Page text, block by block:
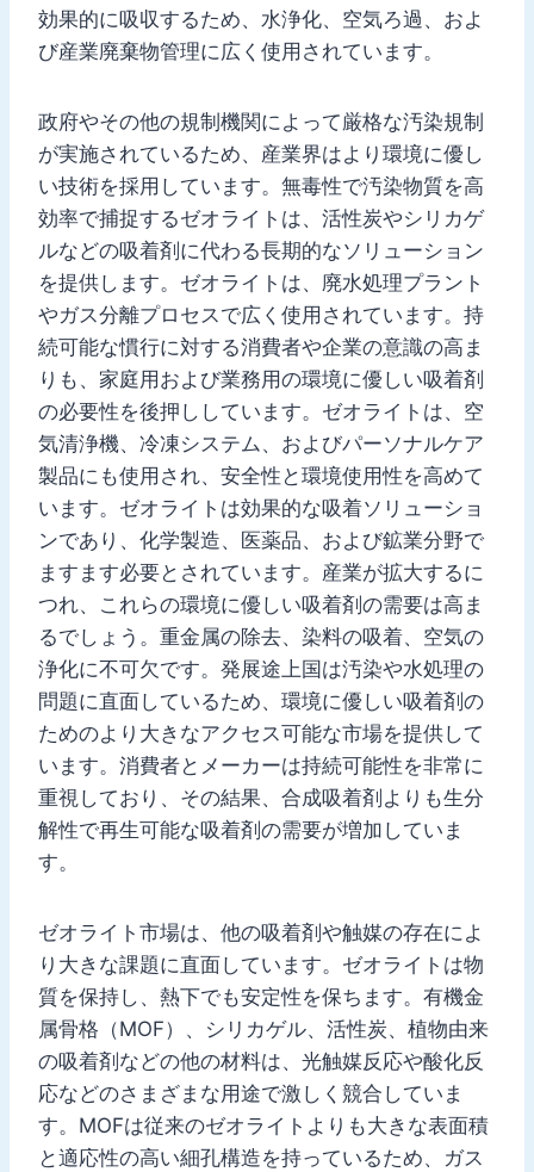
効果的に吸収するため、水浄化、空気ろ過、およ
び産業廃棄物管理に広く使用されています。
政府やその他の規制機関によって厳格な汚染規制
が実施されているため、産業界はより環境に優し
い技術を採用しています。無毒性で汚染物質を高
効率で捕捉するゼオライトは、活性炭やシリカゲ
ルなどの吸着剤に代わる長期的なソリューション
を提供します。ゼオライトは、廃水処理プラント
やガス分離プロセスで広く使用されています。持
続可能な慣行に対する消費者や企業の意識の高ま
りも、家庭用および業務用の環境に優しい吸着剤
の必要性を後押ししています。ゼオライトは、空
気清浄機、冷凍システム、およびパーソナルケア
製品にも使用され、安全性と環境使用性を高めて
います。ゼオライトは効果的な吸着ソリューショ
ンであり、化学製造、医薬品、および鉱業分野で
ますます必要とされています。産業が拡大するに
つれ、これらの環境に優しい吸着剤の需要は高ま
るでしょう。重金属の除去、染料の吸着、空気の
浄化に不可欠です。発展途上国は汚染や水処理の
問題に直面しているため、環境に優しい吸着剤の
ためのより大きなアクセス可能な市場を提供して
います。消費者とメーカーは持続可能性を非常に
重視しており、その結果、合成吸着剤よりも生分
解性で再生可能な吸着剤の需要が増加していま
す。
ゼオライト市場は、他の吸着剤や触媒の存在によ
り大きな課題に直面しています。ゼオライトは物
質を保持し、熱下でも安定性を保ちます。有機金
属骨格（MOF）、シリカゲル、活性炭、植物由来
の吸着剤などの他の材料は、光触媒反応や酸化反
応などのさまざまな用途で激しく競合していま
す。MOFは従来のゼオライトよりも大きな表面積
と適応性の高い細孔構造を持っているため、ガス